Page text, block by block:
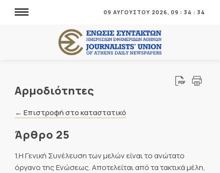
09 ΑΥΓΟΥΣΤΟΥ 2026, 09 : 34 : 36
Αρμοδιότητες
← Επιστροφή στο καταστατικό
Άρθρο 25
1.Η Γενική Συνέλευση των μελών είναι το ανώτατο
όργανο της Ενώσεως. Αποτελείται από τα τακτικά μέλη,